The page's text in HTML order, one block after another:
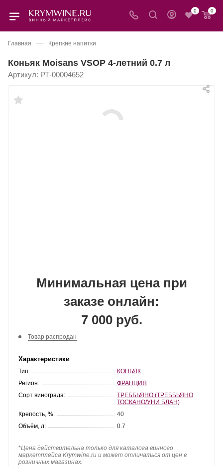
0 0
Главная — Крепкие напитки
Коньяк Moisans VSOP 4-летний 0.7 л
Артикул: РТ-00004652
Минимальная цена при
заказе онлайн:
7 000 руб.
Товар распродан
Характеристики
Тип:
КОНЬЯК
Регион:
ФРАНЦИЯ
Сорт винограда:
ТРЕББЬЯНО (ТРЕББЬЯНО
ТОСКАНО/УНИ БЛАН)
Крепость, %:
40
Объём, л:
0.7
*Цена действительна только для каталога винного
маркетплейса Krymwine.ru и может отличаться от цен в
розничных магазинах.